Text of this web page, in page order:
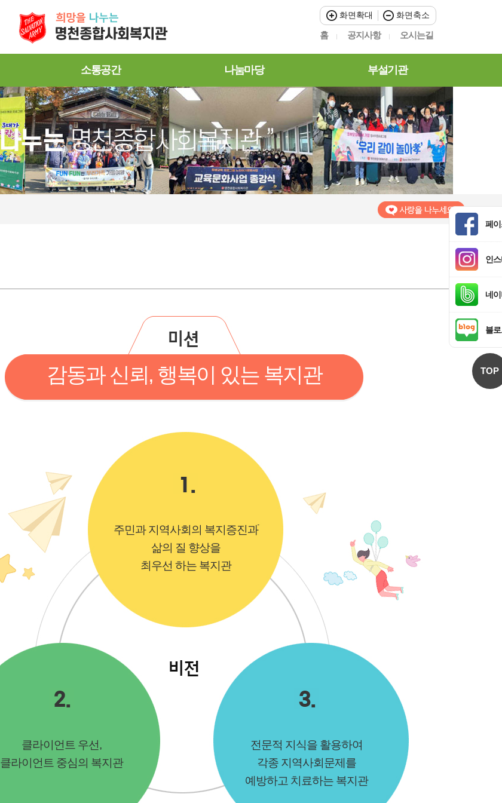
화면확대 화면축소
홈 공지사항 오시는길
소통공간 나눔마당 부설기관
페
인
네
블
TOP
감동과 신뢰, 행복이 있는 복지관
주민과 지역사회의 복지증진과
삶의 질 향상을
최우선 하는 복지관
클라이언트 우선,
클라이언트 중심의 복지관
전문적 지식을 활용하여
각종 지역사회문제를
예방하고 치료하는 복지관